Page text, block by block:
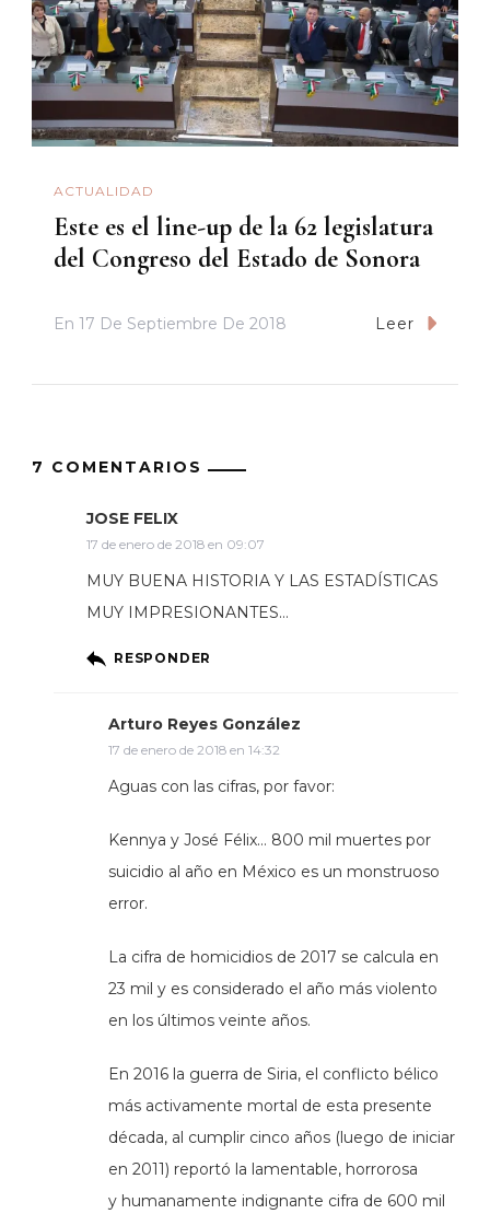
ACTUALIDAD
Este es el line-up de la 62 legislatura
del Congreso del Estado de Sonora
En 17 De Septiembre De 2018 Leer
7 COMENTARIOS
JOSE FELIX
17 de enero de 2018 en 09:07
MUY BUENA HISTORIA Y LAS ESTADÍSTICAS
MUY IMPRESIONANTES…
RESPONDER
Arturo Reyes González
17 de enero de 2018 en 14:32
Aguas con las cifras, por favor:
Kennya y José Félix… 800 mil muertes por
suicidio al año en México es un monstruoso
error.
La cifra de homicidios de 2017 se calcula en
23 mil y es considerado el año más violento
en los últimos veinte años.
En 2016 la guerra de Siria, el conflicto bélico
más activamente mortal de esta presente
década, al cumplir cinco años (luego de iniciar
en 2011) reportó la lamentable, horrorosa
y humanamente indignante cifra de 600 mil